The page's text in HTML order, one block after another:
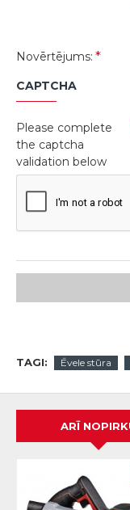
Novērtējums:
CAPTCHA
Please complete
the captcha
validation below
TAGI: Ēvele stūra
ARĪ